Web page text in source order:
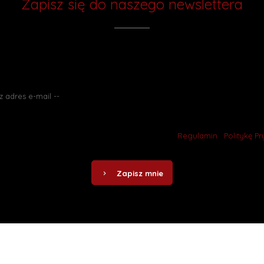
Zapisz się do naszego newslettera
Regulamin Politykę
Zapisz mnie